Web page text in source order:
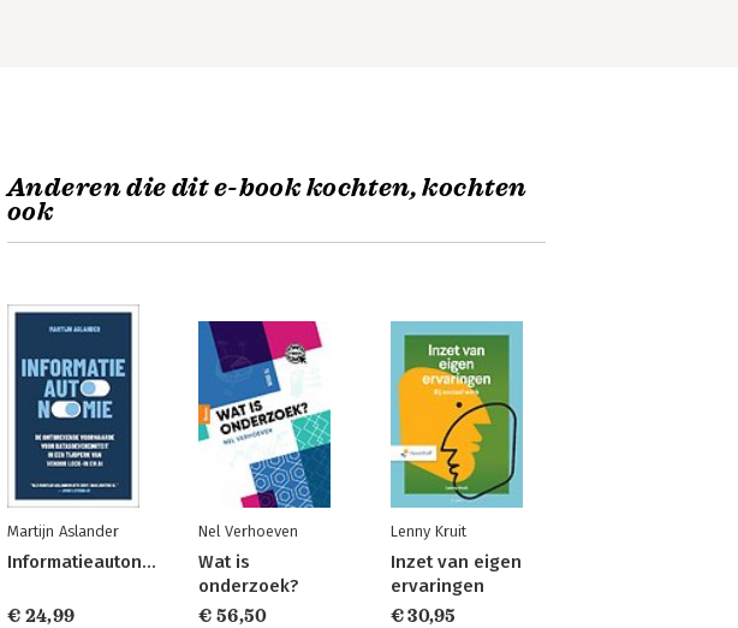
Anderen die dit e-book kochten, kochten
ook
Martijn Aslander
Informatieautonomie
€ 24,99
Nel Verhoeven
Wat is
onderzoek?
€ 56,50
Lenny Kruit
Inzet van eigen
ervaringen
€ 30,95